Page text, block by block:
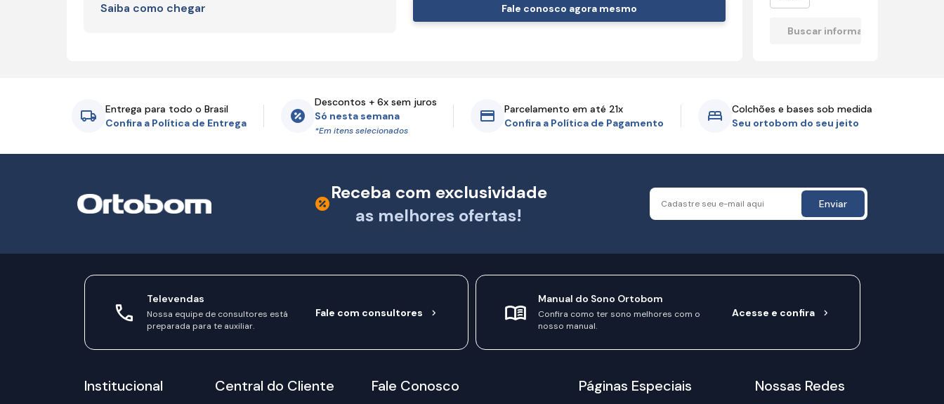
Saiba como chegar
Fale conosco agora mesmo
Entrega para todo o Brasil
Confira a Política de Entrega
Descontos + 6x sem juros
Só nesta semana
*Em itens selecionados
Parcelamento em até 21x
Confira a Política de Pagamento
Colchões e bases sob medida
Seu ortobom do seu jeito
Receba com exclusividade
as melhores ofertas!
Enviar
Televendas
Nossa equipe de consultores está
preparada para te auxiliar.
Fale com consultores
Manual do Sono Ortobom
Confira como ter sono melhores com o
nosso manual.
Acesse e confira
Institucional Central do Cliente Fale Conosco Páginas Especiais Nossas Redes